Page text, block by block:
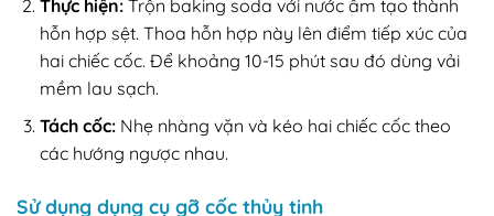
Thực hiện:Trộn baking soda với nước ấm tạo thành
hỗn hợp sệt. Thoa hỗn hợp này lên điểm tiếp xúc của
hai chiếc cốc. Để khoảng 10-15 phút sau đó dùng vải
mềm lau sạch.
Tách cốc:Nhẹ nhàng vặn và kéo hai chiếc cốc theo
các hướng ngược nhau.
Sử dụng dụng cụ gỡ cốc thủy tinh